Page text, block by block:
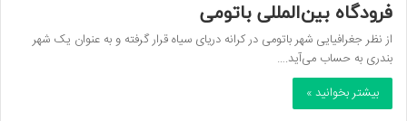
فرودگاه بین‌المللی باتومی
از نظر جغرافیایی شهر باتومی در کرانه دریای سیاه قرار گرفته و به عنوان یک شهر
بندری به حساب می‌آید.…
بیشتر بخوانید »